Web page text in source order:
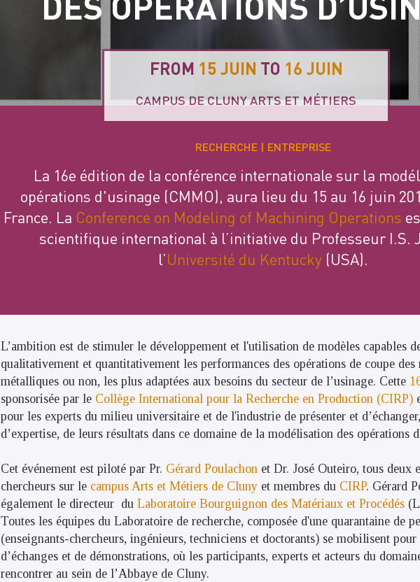
FROM 15 JUIN TO 16 JUIN
CAMPUS DE CLUNY ARTS ET MÉTIERS
RECHERCHE ENTREPRISE
La 16e édition de la conférence internationale sur la
opérations d'usinage (CMMO), aura lieu du 15 au 16 juin
France. La Conference on Modeling of Machining Operations
scientifique international à l’initiative du Professeur I.S.
l’Université du Kentucky (USA).
L’ambition est de stimuler le développement et l'utilisation de modèles capables
qualitativement et quantitativement les performances des opérations de coupe des
métalliques ou non, les plus adaptées aux besoins du secteur de l’usinage. Cette
sponsorisée par le Collège International pour la Recherche en Production (CIRP)
pour les experts du milieu universitaire et de l'industrie de présenter et
d’expertise, de leurs résultats dans ce domaine de la modélisation des opérations
Cet événement est piloté par Pr. Gérard Poulachon et Dr. José Outeiro, tous deux
chercheurs sur le campus Arts et Métiers de Cluny et membres du CIRP. Gérard
également le directeur du Laboratoire Bourguignon des Matériaux et Procédés
Toutes les équipes du Laboratoire de recherche, composée d'une quarantaine de
(enseignants-chercheurs, ingénieurs, techniciens et doctorants) se mobilisent
d’échanges et de démonstrations, où les participants, experts et acteurs du
rencontrer au sein de l’Abbaye de Cluny.